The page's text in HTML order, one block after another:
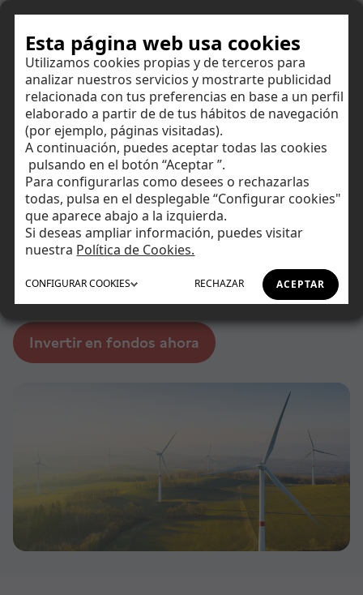
Esta página web usa cookies
Utilizamos cookies propias y de terceros para
analizar nuestros servicios y mostrarte publicidad
relacionada con tus preferencias en base a un perfil
elaborado a partir de de tus hábitos de navegación
(por ejemplo, páginas visitadas).
A continuación, puedes aceptar todas las cookies
pulsando en el botón “Aceptar ”.
Para configurarlas como desees o rechazarlas
todas, pulsa en el desplegable “Configurar cookies"
que aparece abajo a la izquierda.
Si deseas ampliar información, puedes visitar
nuestra Política de Cookies.
ACEPTAR
RECHAZAR
CONFIGURARCOOKIES
Ahorrar
Invertir
Tu día a día
Financiación
Blog
Conócenos
Fondos de inversión en
megatendencias
Invertir de la manera tradicional conlleva ciertas desventajas,
ya que la evolución de las distintas áreas geográficas o los
sectores depende de factores que, a menudo, escapan de
nuestro control: de la bonanza o no del ciclo económico, de
decisiones políticas que, casi siempre, son difíciles de
anticipar, de eventos inesperados en los mercados...
Así, ¿por qué no invertir con otro prisma?
Invertir en fondos ahora